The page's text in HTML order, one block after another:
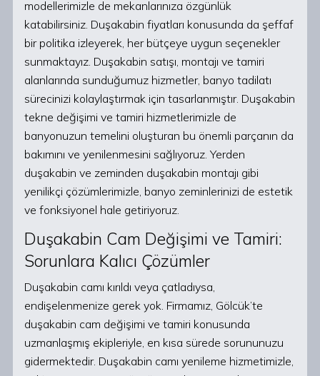
modellerimizle de mekanlarınıza özgünlük
katabilirsiniz. Duşakabin fiyatları konusunda da şeffaf
bir politika izleyerek, her bütçeye uygun seçenekler
sunmaktayız. Duşakabin satışı, montajı ve tamiri
alanlarında sunduğumuz hizmetler, banyo tadilatı
sürecinizi kolaylaştırmak için tasarlanmıştır. Duşakabin
tekne değişimi ve tamiri hizmetlerimizle de
banyonuzun temelini oluşturan bu önemli parçanın da
bakımını ve yenilenmesini sağlıyoruz. Yerden
duşakabin ve zeminden duşakabin montajı gibi
yenilikçi çözümlerimizle, banyo zeminlerinizi de estetik
ve fonksiyonel hale getiriyoruz.
Duşakabin Cam Değişimi ve Tamiri:
Sorunlara Kalıcı Çözümler
Duşakabin camı kırıldı veya çatladıysa,
endişelenmenize gerek yok. Firmamız, Gölcük’te
duşakabin cam değişimi ve tamiri konusunda
uzmanlaşmış ekipleriyle, en kısa sürede sorununuzu
gidermektedir. Duşakabin camı yenileme hizmetimizle,